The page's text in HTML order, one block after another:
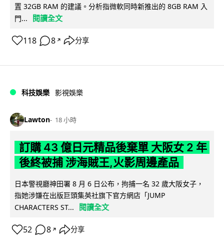
置 32GB RAM 的建議。分析指微軟同時新推出的 8GB RAM 入
門...
閱讀全文
118 8 ↗ 分享
科技娛樂 影視娛樂
Lawton 18 小時
訂購 43 億日元精品後棄單 大阪女 2 年
後終被捕 涉海賊王,火影周邊產品
日本警視廳神田署 8 月 6 日公布，拘捕一名 32 歲大阪女子，
指她涉嫌在出版巨頭集英社旗下官方網店「JUMP
CHARACTERS ST...
閱讀全文
52 8 ↗ 分享